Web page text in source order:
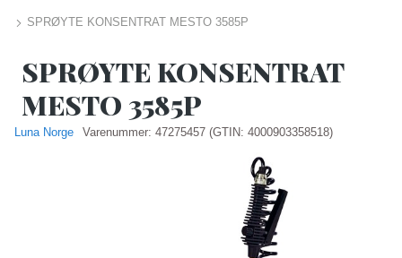
SPRØYTE KONSENTRAT MESTO 3585P
SPRØYTE KONSENTRAT
MESTO 3585P
Luna Norge Varenummer: 47275457 (GTIN: 4000903358518)